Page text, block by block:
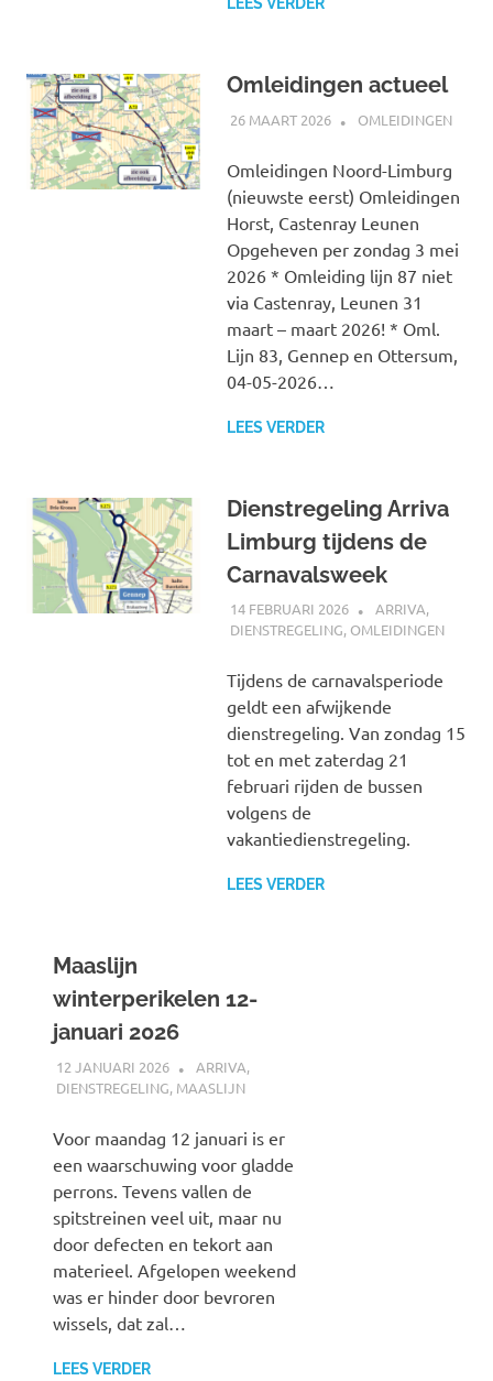
Omleidingen actueel
26 MAART 2026 JOHAN
OMLEIDINGEN
Omleidingen Noord-Limburg
(nieuwste eerst) Omleidingen
Horst, Castenray Leunen
Opgeheven per zondag 3 mei
2026 * Omleiding lijn 87 niet
via Castenray, Leunen 31
maart – maart 2026! * Oml.
Lijn 83, Gennep en Ottersum,
04-05-2026…
LEES VERDER
Dienstregeling Arriva
Limburg tijdens de
Carnavalsweek
14 FEBRUARI 2026 JOHAN
ARRIVA,
DIENSTREGELING, OMLEIDINGEN
Tijdens de carnavalsperiode
geldt een afwijkende
dienstregeling. Van zondag 15
tot en met zaterdag 21
februari rijden de bussen
volgens de
vakantiedienstregeling.
LEES VERDER
Maaslijn
winterperikelen 12-
januari 2026
12 JANUARI 2026 SPOORZOEKER
ARRIVA,
DIENSTREGELING, MAASLIJN
Voor maandag 12 januari is er
een waarschuwing voor gladde
perrons. Tevens vallen de
spitstreinen veel uit, maar nu
door defecten en tekort aan
materieel. Afgelopen weekend
was er hinder door bevroren
wissels, dat zal…
LEES VERDER